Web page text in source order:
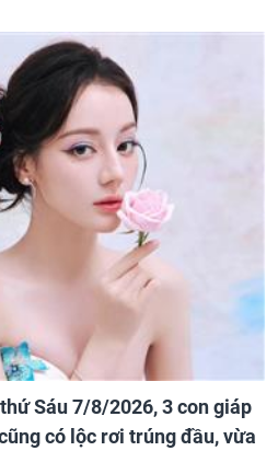
Sáu 7/8/2026, 3 con giáp
có lộc rơi trúng đầu, vừa